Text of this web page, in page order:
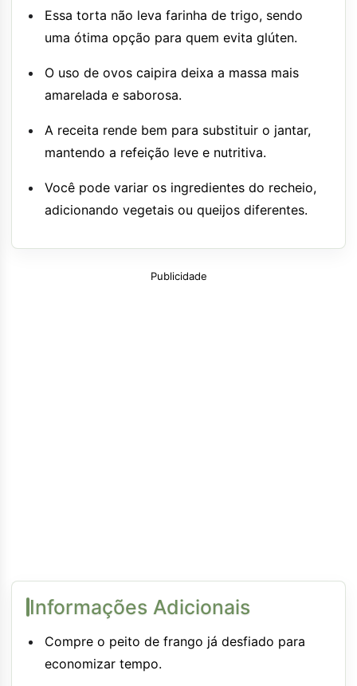
Essa torta não leva farinha de trigo, sendo
uma ótima opção para quem evita glúten.
O uso de ovos caipira deixa a massa mais
amarelada e saborosa.
A receita rende bem para substituir o jantar,
mantendo a refeição leve e nutritiva.
Você pode variar os ingredientes do recheio,
adicionando vegetais ou queijos diferentes.
Publicidade
Informações Adicionais
Compre o peito de frango já desfiado para
economizar tempo.